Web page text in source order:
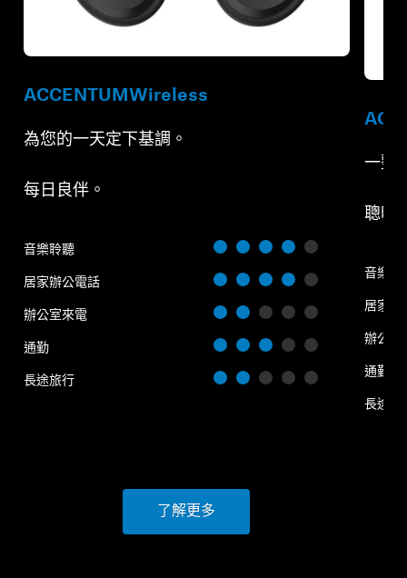
ACCENTUMWireless
為您的一天定下基調。
每日良伴。
音樂聆聽
居家辦公電話
辦公室來電
通勤
長途旅行
了解更多
一整
聰明
音樂聆
居家辦
辦公室
通勤
長途旅